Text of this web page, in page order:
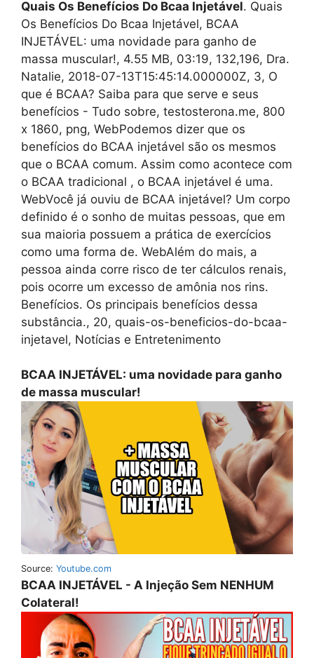
Quais Os Benefícios Do Bcaa Injetável. Quais
Os Benefícios Do Bcaa Injetável, BCAA
INJETÁVEL: uma novidade para ganho de
massa muscular!, 4.55 MB, 03:19, 132,196, Dra.
Natalie, 2018-07-13T15:45:14.000000Z, 3, O
que é BCAA? Saiba para que serve e seus
benefícios - Tudo sobre, testosterona.me, 800
x 1860, png, WebPodemos dizer que os
benefícios do BCAA injetável são os mesmos
que o BCAA comum. Assim como acontece com
o BCAA tradicional , o BCAA injetável é uma.
WebVocê já ouviu de BCAA injetável? Um corpo
definido é o sonho de muitas pessoas, que em
sua maioria possuem a prática de exercícios
como uma forma de. WebAlém do mais, a
pessoa ainda corre risco de ter cálculos renais,
pois ocorre um excesso de amônia nos rins.
Benefícios. Os principais benefícios dessa
substância., 20, quais-os-beneficios-do-bcaa-
injetavel, Notícias e Entretenimento
BCAA INJETÁVEL: uma novidade para ganho
de massa muscular!
Source: Youtube.com
BCAA INJETÁVEL - A Injeção Sem NENHUM
Colateral!